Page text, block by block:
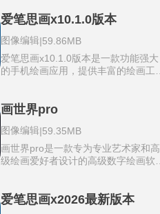
的多样模组，涵盖Q版、写实、情侣、
色、服饰等细节进行精细化调整，甚至
可单独调色每个部位，实现高度定制
化。操作界面简洁易用，用户可直接在
性。
爱笔思画x10.1.0版本
图像编辑|59.86MB
爱笔思画x10.1.0版本是一款功能强大
的手机绘画应用，提供丰富的绘画工
学者和资深艺术家使用。软件采用先进
畅，并支持仿生触摸模式，根据压力调
整笔刷厚度，带来沉浸式绘画体验，同
时界面设计简洁易用，让新手也能快速
画世界pro
图像编辑|59.35MB
画世界pro是一款专为专业艺术家和高
级绘画爱好者设计的高级数字绘画软
真实手绘效果并支持自定义笔刷。专业
爱笔思画x2026最新版本